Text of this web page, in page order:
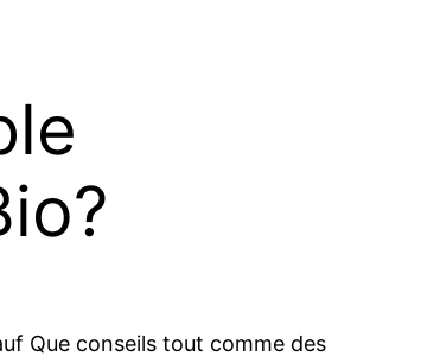
Que conseils tout comme des